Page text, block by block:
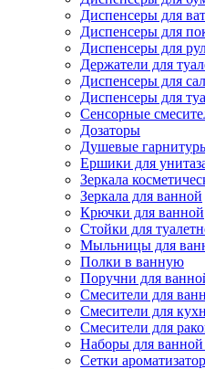
Диспенсеры для
Диспенсеры для
Диспенсеры для
Держатели для
Диспенсеры для
Диспенсеры для
Сенсорные
Дозаторы
Душевые
Ершики для
Зеркала
Зеркала для ванной
Крючки для ванной
Стойки для
Мыльницы для
Полки в ванную
Поручни для
Смесители для
Смесители для
Смесители для
Наборы для ванной
Сетки